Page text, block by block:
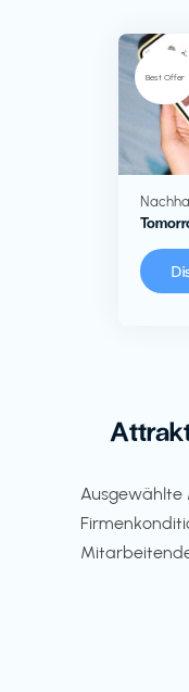
Ausgewählte
Best Offer